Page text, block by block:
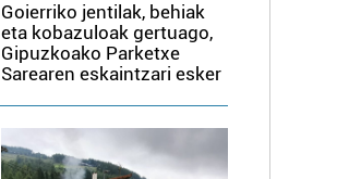
Goierriko jentilak, behiak
eta kobazuloak gertuago,
Gipuzkoako Parketxe
Sarearen eskaintzari esker